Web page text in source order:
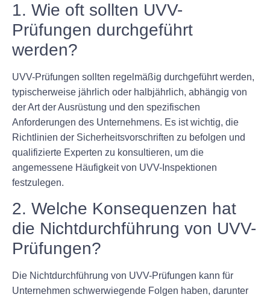
1. Wie oft sollten UVV-
Prüfungen durchgeführt
werden?
UVV-Prüfungen sollten regelmäßig durchgeführt werden,
typischerweise jährlich oder halbjährlich, abhängig von
der Art der Ausrüstung und den spezifischen
Anforderungen des Unternehmens. Es ist wichtig, die
Richtlinien der Sicherheitsvorschriften zu befolgen und
qualifizierte Experten zu konsultieren, um die
angemessene Häufigkeit von UVV-Inspektionen
festzulegen.
2. Welche Konsequenzen hat
die Nichtdurchführung von UVV-
Prüfungen?
Die Nichtdurchführung von UVV-Prüfungen kann für
Unternehmen schwerwiegende Folgen haben, darunter